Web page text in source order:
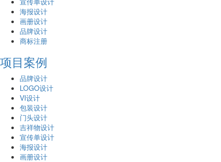
海报设计
画册设计
品牌设计
商标注册
项目案例
品牌设计
LOGO设计
VI设计
包装设计
门头设计
吉祥物设计
宣传单设计
海报设计
画册设计